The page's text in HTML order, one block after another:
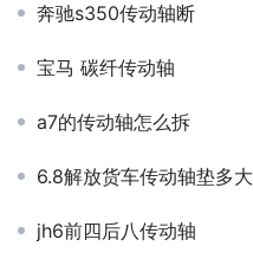
奔驰s350传动轴断
宝马 碳纤传动轴
a7的传动轴怎么拆
6.8解放货车传动轴垫多大
jh6前四后八传动轴